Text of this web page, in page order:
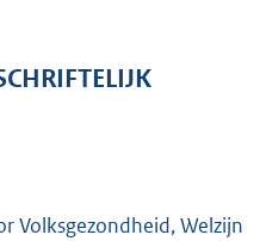
e
b
Volksgezondheid, Welzijn